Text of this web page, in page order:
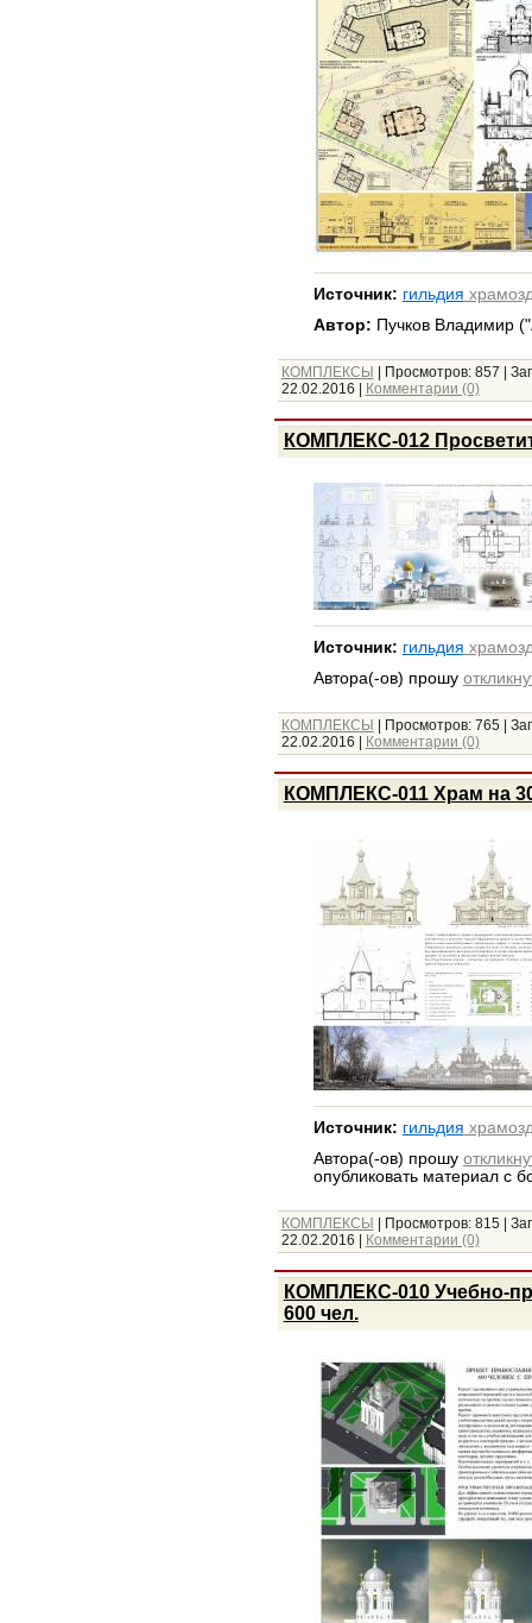
Источник: гильдия
Автор: Пучков Владимир
КОМПЛЕКСЫ | Просмотров: 857 |
22.02.2016 | Комментарии (0)
КОМПЛЕКС-012
Источник: гильдия
Автора(-ов) прошу
КОМПЛЕКСЫ | Просмотров: 765|
22.02.2016 | Комментарии (0)
КОМПЛЕКС-011 Храм на
Источник: гильдия
Автора(-ов) прошу
опубликовать материал с
КОМПЛЕКСЫ | Просмотров: 815|
22.02.2016 | Комментарии (0)
КОМПЛЕКС-010 Учебно-
600 чел.